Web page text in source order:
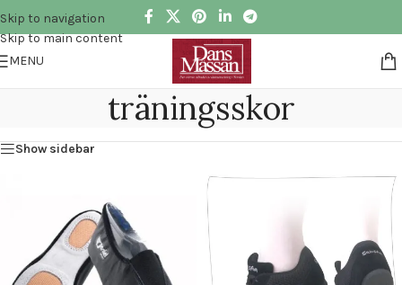
Skip to navigation
Skip to main content
MENU
träningsskor
Show sidebar